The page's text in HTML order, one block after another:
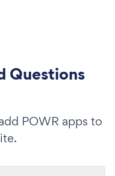
Questions
POWR apps to